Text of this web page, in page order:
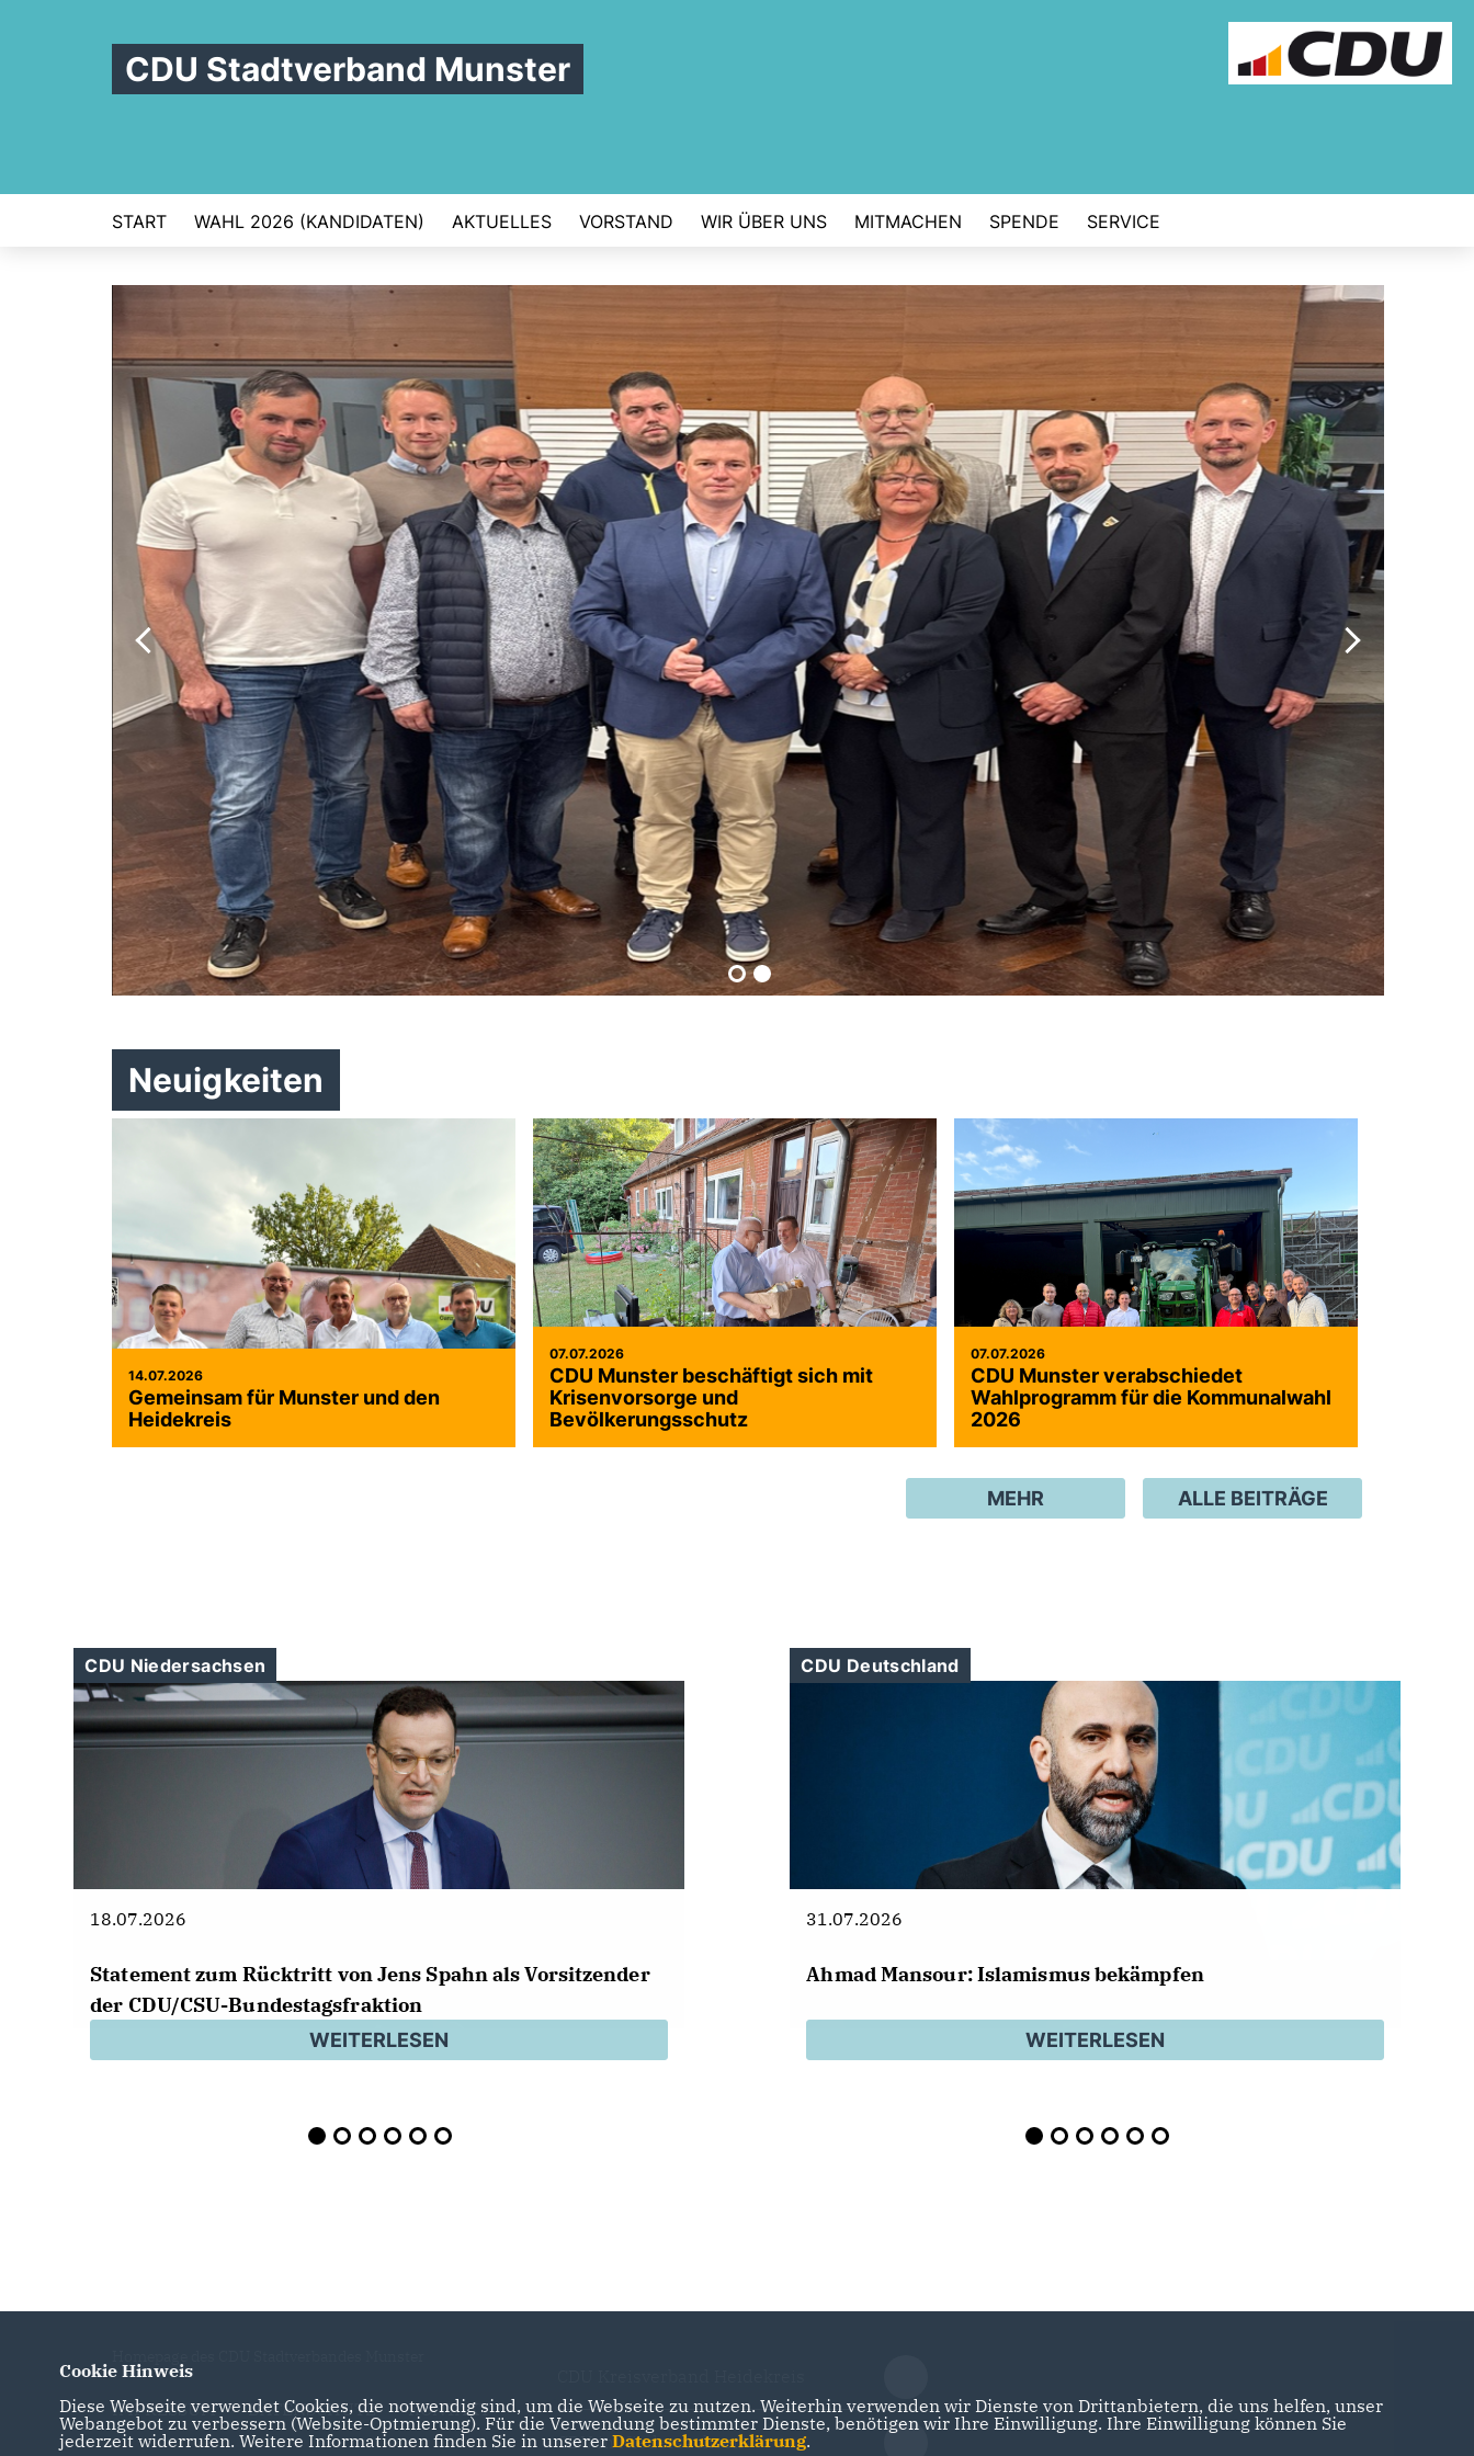
CDU Stadtverband Munster
START WAHL 2026 (KANDIDATEN) AKTUELLES VORSTAND WIR ÜBER UNS MITMACHEN SPENDE SERVICE
Vorstand des Stadtverbandes
Neuigkeiten
14.07.2026
Gemeinsam für Munster und den
Heidekreis
07.07.2026
CDU Munster beschäftigt sich mit
Krisenvorsorge und
Bevölkerungsschutz
07.07.2026
CDU Munster verabschiedet
Wahlprogramm für die Kommunalwahl
2026
ALLE BEITRÄGE
MEHR
CDU Niedersachsen
18.07.2026
Statement zum Rücktritt von Jens Spahn als Vorsitzender
der CDU/CSU-Bundestagsfraktion
WEITERLESEN
CDU Deutschland
31.07.2026
Ahmad Mansour: Islamismus bekämpfen
WEITERLESEN
IMPRESSUM DATENSCHUTZ KONTAKT
CDU in Niedersachsen
Cookie Hinweis
Diese Webseite verwendet Cookies, die notwendig sind, um die Webseite zu nutzen. Weiterhin verwenden wir Dienste von Drittanbietern, die uns helfen, unser
Webangebot zu verbessern (Website-Optmierung). Für die Verwendung bestimmter Dienste, benötigen wir Ihre Einwilligung. Ihre Einwilligung können Sie
jederzeit widerrufen. Weitere Informationen finden Sie in unserer Datenschutzerklärung.